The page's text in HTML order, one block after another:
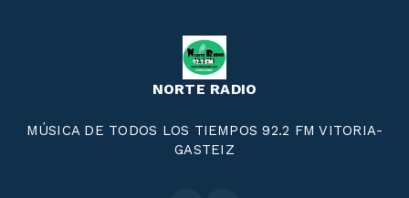
NORTE RADIO
MÚSICA DE TODOS LOS TIEMPOS 92.2 FM VITORIA-
GASTEIZ